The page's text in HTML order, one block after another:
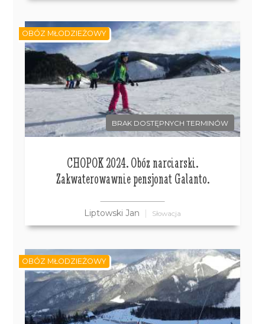
BRAK DOSTĘPNYCH TERMINÓW
CHOPOK 2024. Obóz narciarski.
Zakwaterowawnie pensjonat Galanto.
Liptowski Jan Słowacja
OBÓZ MŁODZIEŻOWY
OBÓZ MŁODZIEŻOWY